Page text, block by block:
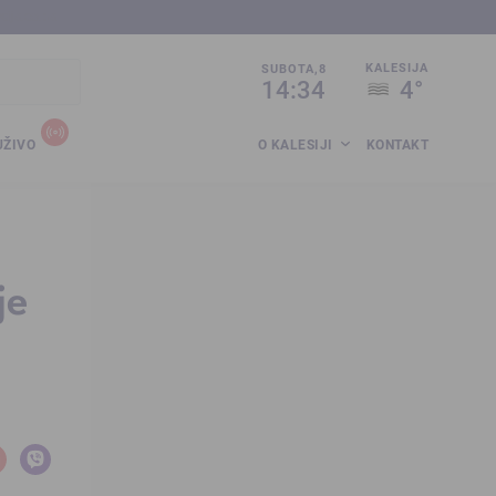
SUBOTA,8
14:34
KALESIJA
4°
O KALESIJI KONTAKT